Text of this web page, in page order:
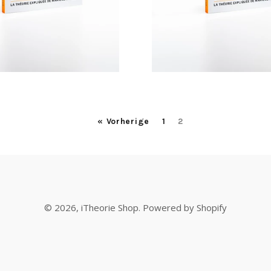
« Vorherige 1 2
© 2026, iTheorie Shop. Powered by Shopify